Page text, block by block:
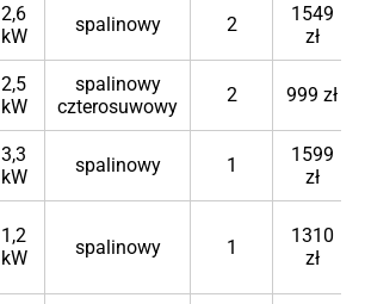
2,6
kW
spalinowy 2
1549
zł
2,5
kW
spalinowy
czterosuwowy
2 999 zł
3,3
kW
spalinowy 1
1599
zł
1,2
kW
spalinowy 1
1310
zł